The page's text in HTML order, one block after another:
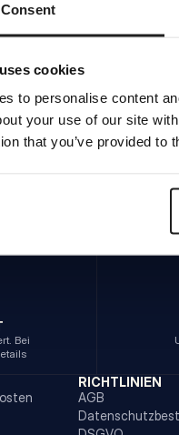
Consent
cookies
to personalise content
your use of our site
that you’ve provided to
Bei
RICHTLINIEN
AGB